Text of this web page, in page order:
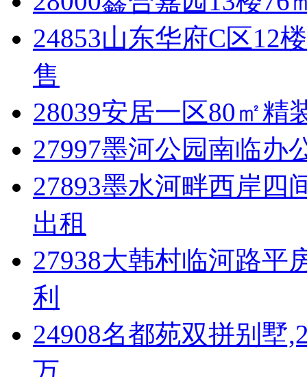
24853山东华府C区12
售
28039安居一区80㎡精
27997墨河公园南临办
27893墨水河畔西岸四
出租
27938大韩村临河路平
利
24908名都苑双拼别墅
万